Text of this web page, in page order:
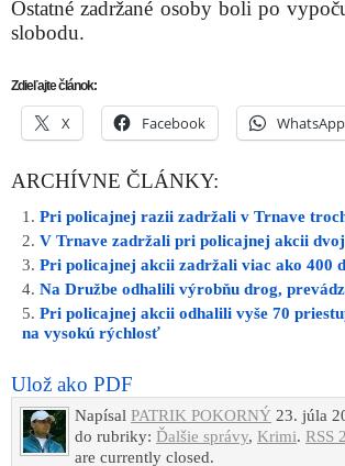
Ostatné zadržané osoby boli po
slobodu.
Zdieľajte článok:
X Facebook WhatsApp
ARCHÍVNE ČLÁNKY:
Pri policajnej razii zadržali v Trnave
V Trnave zadržali pri policajnej akcii
Pri policajnej akcii zadržali viac ako 400
Na Družbe odhalili výrobňu drog,
Pri policajnej akcii odhalili vyše 70
na vysokú rýchlosť
Ulož ako PDF
Napísal PATRIK POKORNÝ 23. júla
do rubriky: Ďalšie správy, Krimi. RSS
are currently closed.